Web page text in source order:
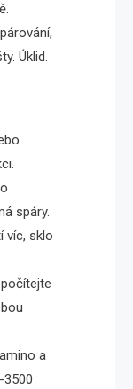
Úklid.
spáry.
víc, sklo
a
3500